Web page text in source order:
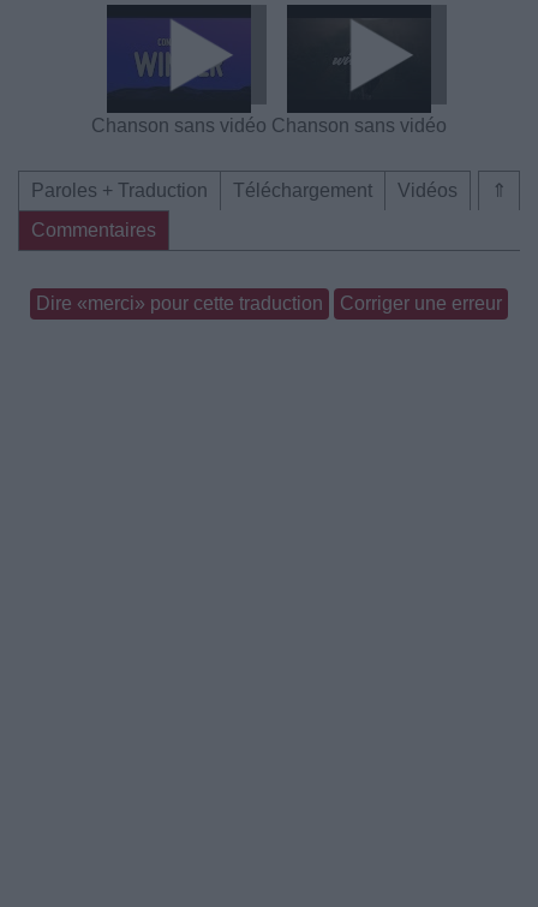
Chanson sans vidéo Chanson sans vidéo
⇑
Paroles + Traduction Téléchargement
Vidéos
Commentaires
Dire «merci» pour cette traduction Corriger une erreur